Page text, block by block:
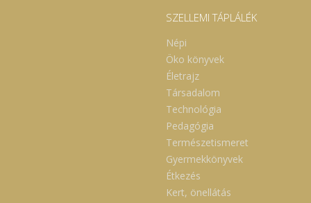
SZELLEMI TÁPLÁLÉK
Népi
Öko könyvek
Életrajz
Társadalom
Technológia
Pedagógia
Természetismeret
Gyermekkönyvek
Étkezés
Kert, önellátás